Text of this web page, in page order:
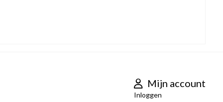
Mijn account
Inloggen